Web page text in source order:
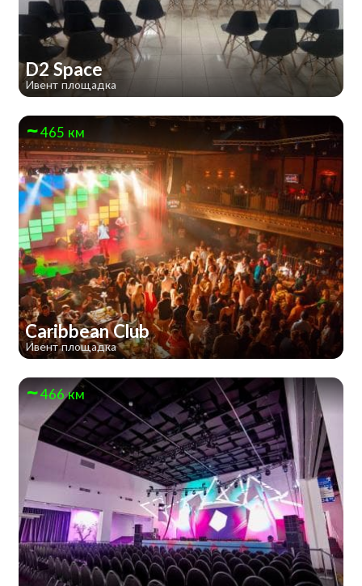
D2 Space
Ивент площадка
465 км
Caribbean Club
Ивент площадка
466 км